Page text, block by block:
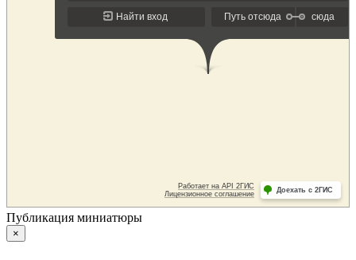
Публикация миниатюры
×